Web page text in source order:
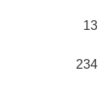
13
234